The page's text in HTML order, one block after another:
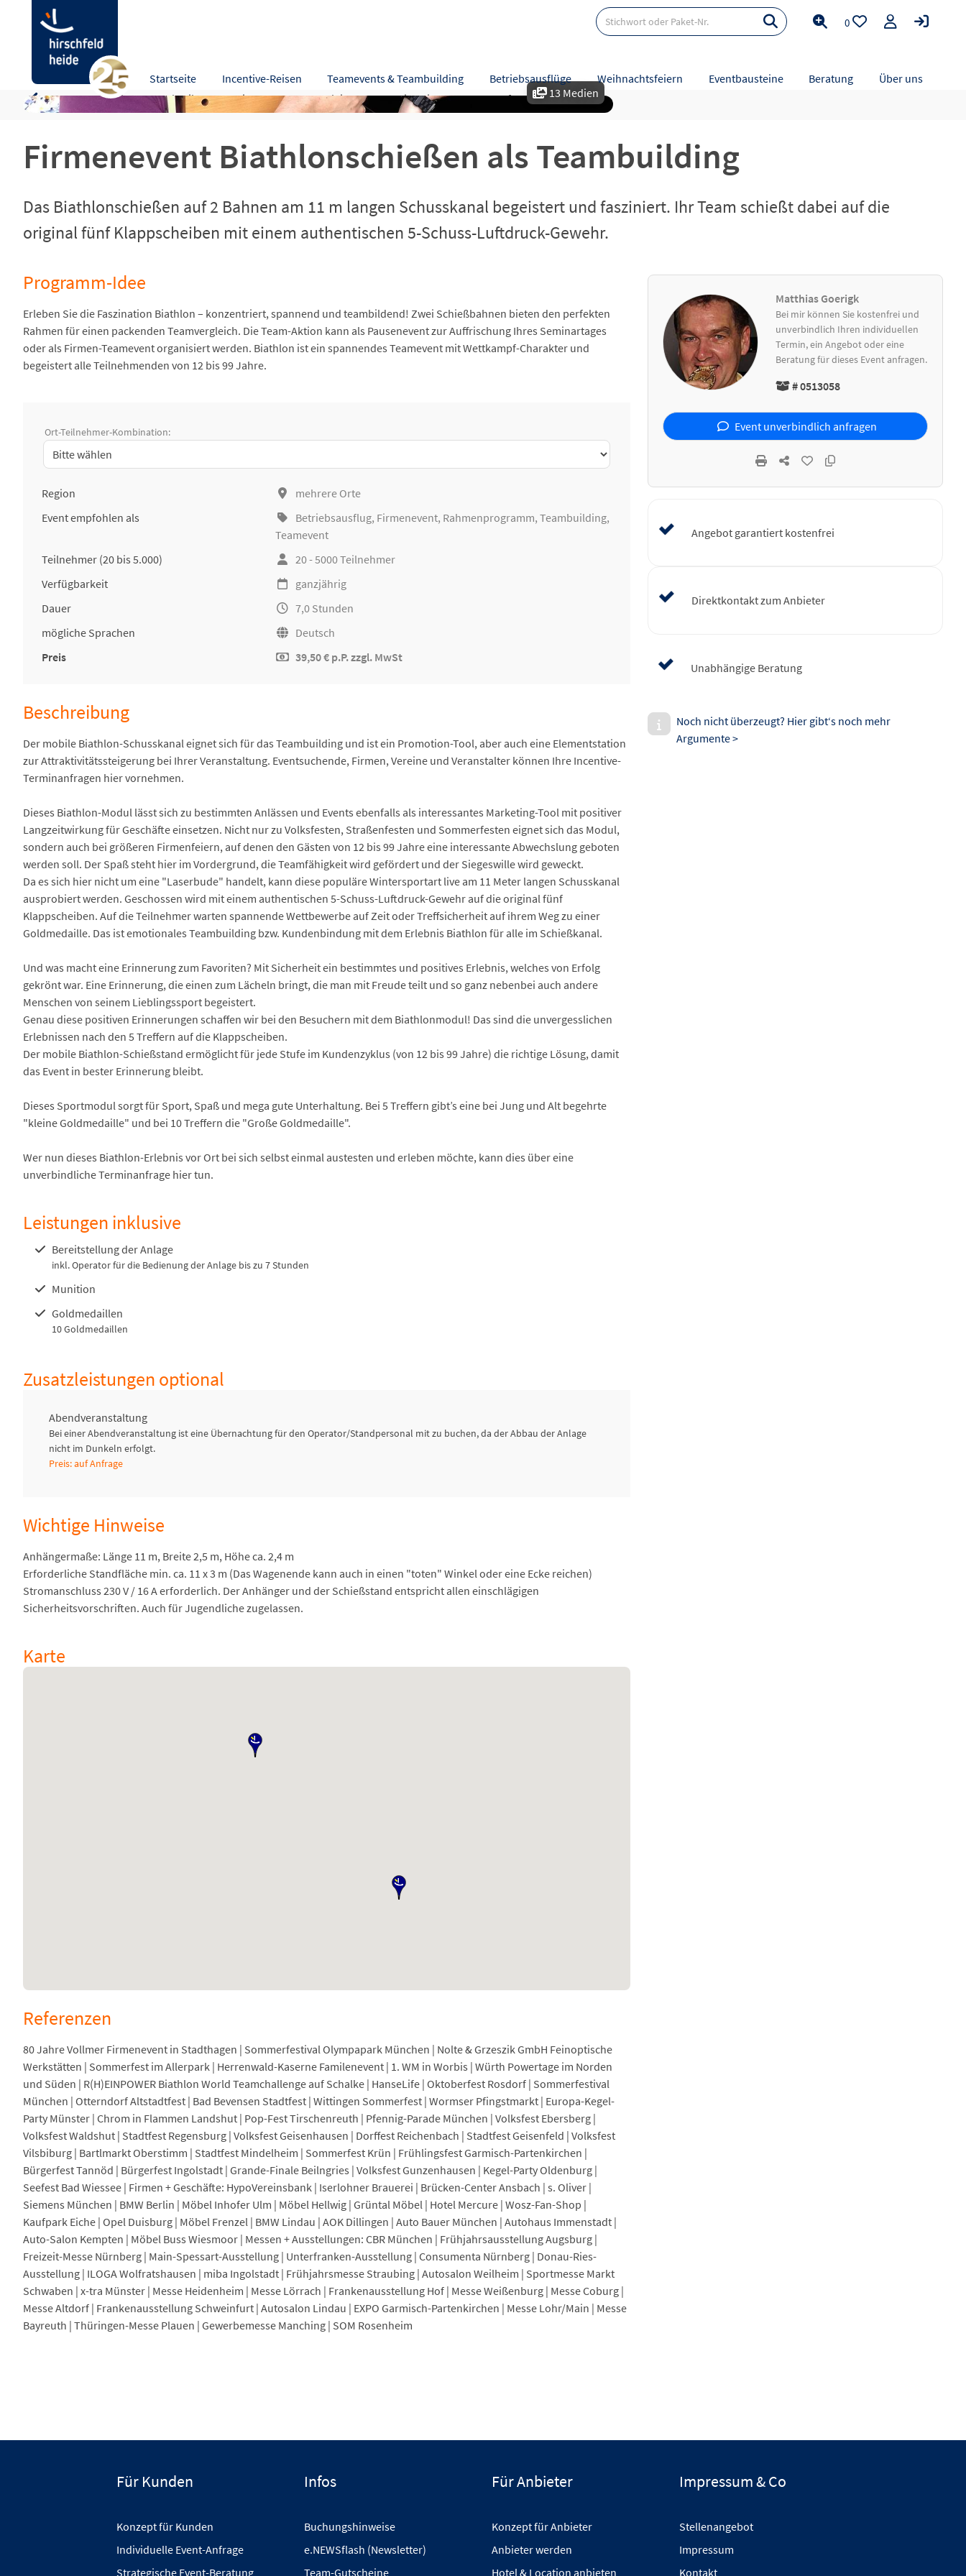
Startseite Incentive-Reisen Teamevents & Teambuilding Betriebsausflüge Weihnachtsfeiern Eventbausteine Beratung Über uns
0
13 Medien
Firmenevent Biathlonschießen als Teambuilding
Das Biathlonschießen auf 2 Bahnen am 11 m langen Schusskanal begeistert und fasziniert. Ihr Team schießt dabei auf die
original fünf Klappscheiben mit einem authentischen 5-Schuss-Luftdruck-Gewehr.
Firmenevent Biathlonschießen als Teambuilding
Programm-Idee Beschreibung Leistungen Zusatzleistungen Hinweise Karte Referenzen
Programm-Idee
Erleben Sie die Faszination Biathlon – konzentriert, spannend und teambildend! Zwei Schießbahnen bieten den perfekten
Rahmen für einen packenden Teamvergleich. Die Team-Aktion kann als Pausenevent zur Auffrischung Ihres Seminartages
oder als Firmen-Teamevent organisiert werden. Biathlon ist ein spannendes Teamevent mit Wettkampf-Charakter und
begeistert alle Teilnehmenden von 12 bis 99 Jahre.
Ort-Teilnehmer-Kombination:
Region
mehrere Orte
Event empfohlen als
Betriebsausflug, Firmenevent, Rahmenprogramm,Teambuilding,
Teamevent
Teilnehmer (20 bis 5.000)
20 - 5000 Teilnehmer
Verfügbarkeit
ganzjährig
Dauer
7,0 Stunden
mögliche Sprachen
Deutsch
Preis
39,50 € p.P. zzgl. MwSt
Beschreibung
Der mobile Biathlon-Schusskanal eignet sich für das Teambuilding und ist ein Promotion-Tool, aber auch eine Elementstation
zur Attraktivitätssteigerung bei Ihrer Veranstaltung. Eventsuchende, Firmen, Vereine und Veranstalter können Ihre Incentive-
Terminanfragen hier vornehmen.
Dieses Biathlon-Modul lässt sich zu bestimmten Anlässen und Events ebenfalls als interessantes Marketing-Tool mit positiver
Langzeitwirkung für Geschäfte einsetzen. Nicht nur zu Volksfesten, Straßenfesten und Sommerfesten eignet sich das Modul,
sondern auch bei größeren Firmenfeiern, auf denen den Gästen von 12 bis 99 Jahre eine interessante Abwechslung geboten
werden soll. Der Spaß steht hier im Vordergrund, die Teamfähigkeit wird gefördert und der Siegeswille wird geweckt.
Da es sich hier nicht um eine "Laserbude" handelt, kann diese populäre Wintersportart live am 11 Meter langen Schusskanal
ausprobiert werden. Geschossen wird mit einem authentischen 5-Schuss-Luftdruck-Gewehr auf die original fünf
Klappscheiben. Auf die Teilnehmer warten spannende Wettbewerbe auf Zeit oder Treffsicherheit auf ihrem Weg zu einer
Goldmedaille. Das ist emotionales Teambuilding bzw. Kundenbindung mit dem Erlebnis Biathlon für alle im Schießkanal.
Und was macht eine Erinnerung zum Favoriten? Mit Sicherheit ein bestimmtes und positives Erlebnis, welches von Erfolg
gekrönt war. Eine Erinnerung, die einen zum Lächeln bringt, die man mit Freude teilt und so ganz nebenbei auch andere
Menschen von seinem Lieblingssport begeistert.
Genau diese positiven Erinnerungen schaffen wir bei den Besuchern mit dem Biathlonmodul! Das sind die unvergesslichen
Erlebnissen nach den 5 Treffern auf die Klappscheiben.
Der mobile Biathlon-Schießstand ermöglicht für jede Stufe im Kundenzyklus (von 12 bis 99 Jahre) die richtige Lösung, damit
das Event in bester Erinnerung bleibt.
Dieses Sportmodul sorgt für Sport, Spaß und mega gute Unterhaltung. Bei 5 Treffern gibt’s eine bei Jung und Alt begehrte
"kleine Goldmedaille" und bei 10 Treffern die "Große Goldmedaille".
Wer nun dieses Biathlon-Erlebnis vor Ort bei sich selbst einmal austesten und erleben möchte, kann dies über eine
unverbindliche Terminanfrage hier tun.
Leistungen inklusive
Bereitstellung der Anlage
inkl. Operator für die Bedienung der Anlage bis zu 7 Stunden
Munition
Goldmedaillen
10 Goldmedaillen
Zusatzleistungen optional
Abendveranstaltung
Bei einer Abendveranstaltung ist eine Übernachtung für den Operator/Standpersonal mit zu buchen, da der Abbau der Anlage
nicht im Dunkeln erfolgt.
Preis: auf Anfrage
Wichtige Hinweise
Anhängermaße: Länge 11 m, Breite 2,5 m, Höhe ca. 2,4 m
Erforderliche Standfläche min. ca. 11 x 3 m (Das Wagenende kann auch in einen "toten" Winkel oder eine Ecke reichen)
Stromanschluss 230 V / 16 A erforderlich. Der Anhänger und der Schießstand entspricht allen einschlägigen
Sicherheitsvorschriften. Auch für Jugendliche zugelassen.
Karte
Referenzen
80 Jahre Vollmer Firmenevent in Stadthagen | Sommerfestival Olympapark München | Nolte & Grzeszik GmbH Feinoptische
Werkstätten | Sommerfest im Allerpark | Herrenwald-Kaserne Familenevent | 1. WM in Worbis | Würth Powertage im Norden
und Süden | R(H)EINPOWER Biathlon World Teamchallenge auf Schalke | HanseLife | Oktoberfest Rosdorf | Sommerfestival
München | Otterndorf Altstadtfest | Bad Bevensen Stadtfest | Wittingen Sommerfest | Wormser Pfingstmarkt | Europa-Kegel-
Party Münster | Chrom in Flammen Landshut | Pop-Fest Tirschenreuth | Pfennig-Parade München | Volksfest Ebersberg |
Volksfest Waldshut | Stadtfest Regensburg | Volksfest Geisenhausen | Dorffest Reichenbach | Stadtfest Geisenfeld | Volksfest
Vilsbiburg | Bartlmarkt Oberstimm | Stadtfest Mindelheim | Sommerfest Krün | Frühlingsfest Garmisch-Partenkirchen |
Bürgerfest Tannöd | Bürgerfest Ingolstadt | Grande-Finale Beilngries | Volksfest Gunzenhausen | Kegel-Party Oldenburg |
Seefest Bad Wiessee | Firmen + Geschäfte: HypoVereinsbank | Iserlohner Brauerei | Brücken-Center Ansbach | s. Oliver |
Siemens München | BMW Berlin | Möbel Inhofer Ulm | Möbel Hellwig | Grüntal Möbel | Hotel Mercure | Wosz-Fan-Shop |
Kaufpark Eiche | Opel Duisburg | Möbel Frenzel | BMW Lindau | AOK Dillingen | Auto Bauer München | Autohaus Immenstadt |
Auto-Salon Kempten | Möbel Buss Wiesmoor | Messen + Ausstellungen: CBR München | Frühjahrsausstellung Augsburg |
Freizeit-Messe Nürnberg | Main-Spessart-Ausstellung | Unterfranken-Ausstellung | Consumenta Nürnberg | Donau-Ries-
Ausstellung | ILOGA Wolfratshausen | miba Ingolstadt | Frühjahrsmesse Straubing | Autosalon Weilheim | Sportmesse Markt
Schwaben | x-tra Münster | Messe Heidenheim | Messe Lörrach | Frankenausstellung Hof | Messe Weißenburg | Messe Coburg |
Messe Altdorf | Frankenausstellung Schweinfurt | Autosalon Lindau | EXPO Garmisch-Partenkirchen | Messe Lohr/Main | Messe
Bayreuth | Thüringen-Messe Plauen | Gewerbemesse Manching | SOM Rosenheim
Matthias Goerigk
Bei mir können Sie kostenfrei und
unverbindlich Ihren individuellen
Termin, ein Angebot oder eine
Beratung für dieses Event anfragen.
# 0513058
Event unverbindlich anfragen
Angebot garantiert kostenfrei
Direktkontakt zum Anbieter
Unabhängige Beratung
Noch nicht überzeugt? Hier gibt‘s noch mehr
Argumente >
Für Kunden
Konzept für Kunden
Individuelle Event-Anfrage
Strategische Event-Beratung
Infos
Buchungshinweise
e.NEWSflash (Newsletter)
Team-Gutscheine
Für Anbieter
Konzept für Anbieter
Anbieter werden
Hotel & Location anbieten
Impressum & Co
Stellenangebot
Impressum
Kontakt